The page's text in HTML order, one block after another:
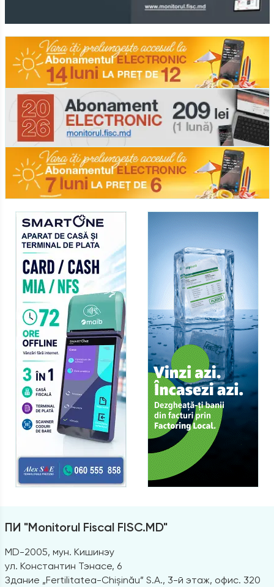
ПИ "Monitorul Fiscal FISC.MD"
MD-2005, мун. Кишинэу
ул. Константин Тэнасе, 6
Здание „Fertilitatea-Chișinău” S.A., 3-й этаж, офис. 320